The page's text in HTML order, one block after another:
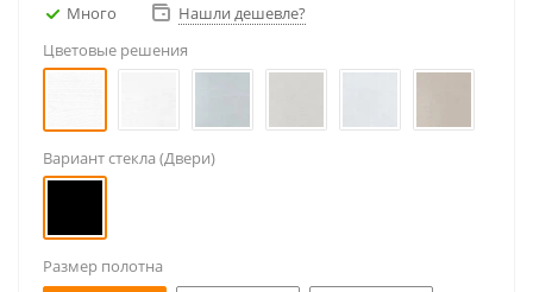
Много
Нашли дешевле?
Цветовые решения
Вариант стекла (Двери)
Размер полотна